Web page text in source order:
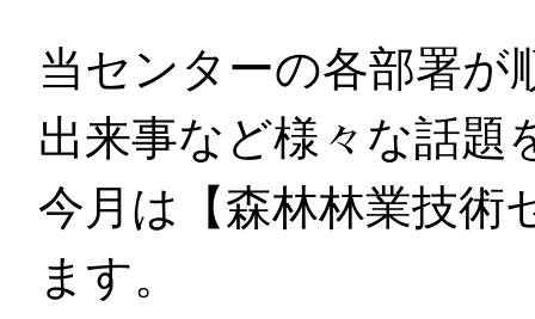
当センターの各部署が
出来事など様々な話題
今月は【森林林業技
ます。